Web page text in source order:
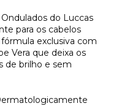
do Luccas
para os cabelos
exclusiva com
Vera que deixa os
de brilho e sem